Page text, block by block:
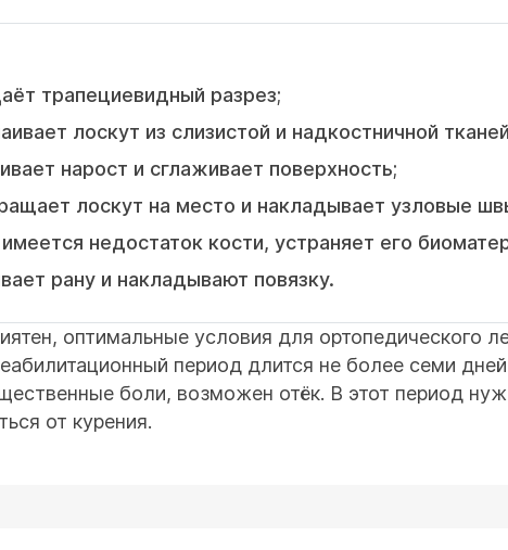
трапециевидный разрез;
лоскут из слизистой и надкостничной
нарост и сглаживает поверхность;
лоскут на место и накладывает узловые
недостаток кости, устраняет его
рану и накладывают повязку.
оптимальные условия для ортопедического
период длится не более семи
боли, возможен отёк. В этот период
от курения.